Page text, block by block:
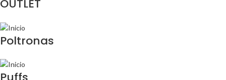
OUTLET
Poltronas